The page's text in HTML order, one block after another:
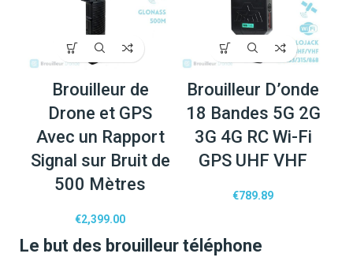
Brouilleur de
Drone et GPS
Avec un Rapport
Signal sur Bruit de
500 Mètres
€2,399.00
Brouilleur D’onde
18 Bandes 5G 2G
3G 4G RC Wi-Fi
GPS UHF VHF
€789.89
Le but des brouilleur téléphone